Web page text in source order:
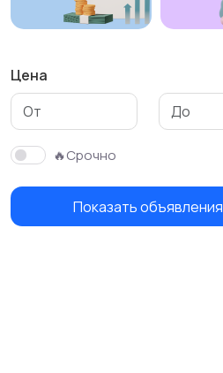
Цена
🔥Срочно
Показать объявления